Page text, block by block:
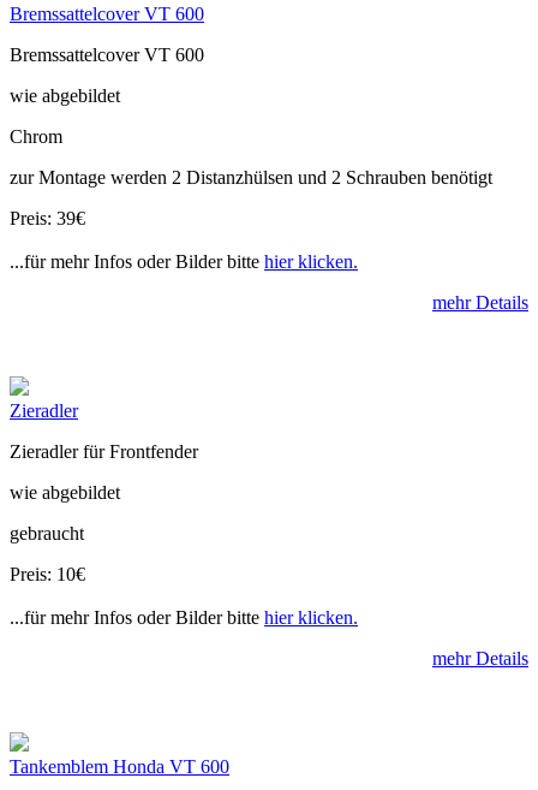
Bremssattelcover VT 600
Bremssattelcover VT 600
wie abgebildet
Chrom
zur Montage werden 2 Distanzhülsen und 2 Schrauben benötigt
Preis: 39€
...für mehr Infos oder Bilder bitte hier klicken.
mehr Details
Zieradler
Zieradler für Frontfender
wie abgebildet
gebraucht
Preis: 10€
...für mehr Infos oder Bilder bitte hier klicken.
mehr Details
Tankemblem Honda VT 600